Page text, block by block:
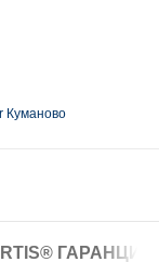
Куманово